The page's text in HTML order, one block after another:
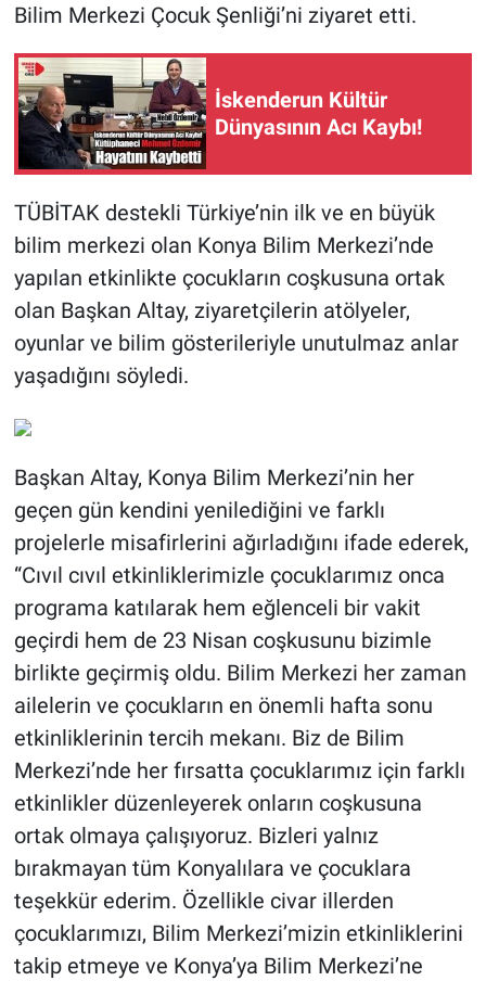
Bilim Merkezi Çocuk Şenliği’ni ziyaret etti.
İskenderun Kültür
Dünyasının Acı Kaybı!
TÜBİTAK destekli Türkiye’nin ilk ve en büyük
bilim merkezi olan Konya Bilim Merkezi’nde
yapılan etkinlikte çocukların coşkusuna ortak
olan Başkan Altay, ziyaretçilerin atölyeler,
oyunlar ve bilim gösterileriyle unutulmaz anlar
yaşadığını söyledi.
Başkan Altay, Konya Bilim Merkezi’nin her
geçen gün kendini yenilediğini ve farklı
projelerle misafirlerini ağırladığını ifade ederek,
“Cıvıl cıvıl etkinliklerimizle çocuklarımız onca
programa katılarak hem eğlenceli bir vakit
geçirdi hem de 23 Nisan coşkusunu bizimle
birlikte geçirmiş oldu. Bilim Merkezi her zaman
ailelerin ve çocukların en önemli hafta sonu
etkinliklerinin tercih mekanı. Biz de Bilim
Merkezi’nde her fırsatta çocuklarımız için farklı
etkinlikler düzenleyerek onların coşkusuna
ortak olmaya çalışıyoruz. Bizleri yalnız
bırakmayan tüm Konyalılara ve çocuklara
teşekkür ederim. Özellikle civar illerden
çocuklarımızı, Bilim Merkezi’mizin etkinliklerini
takip etmeye ve Konya’ya Bilim Merkezi’ne